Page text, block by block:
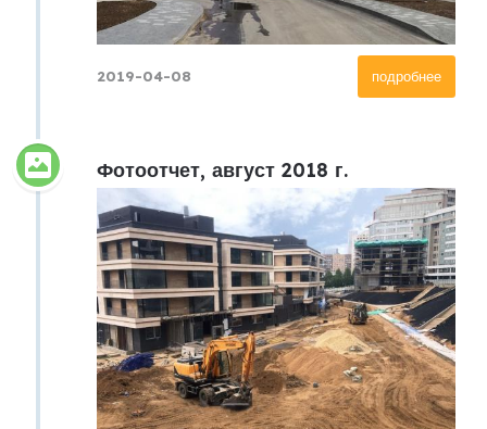
подробнее
2019-04-08
Фотоотчет, август 2018 г.